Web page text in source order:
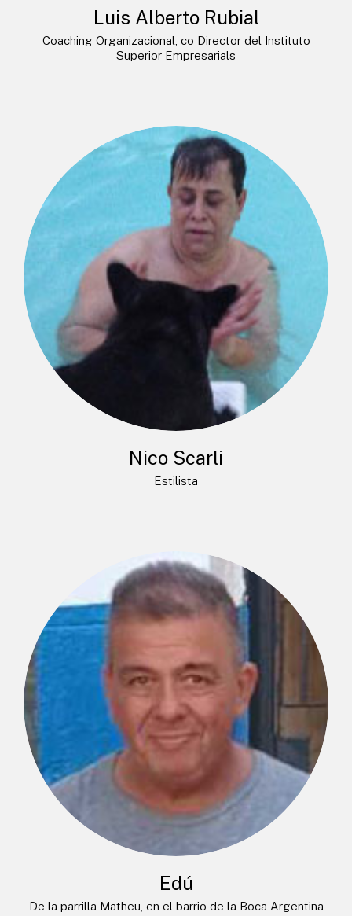
Luis Alberto Rubial
Coaching Organizacional, co Director del Instituto
Superior Empresarials
Nico Scarli
Estilista
Edú
De la parrilla Matheu, en el barrio de la Boca Argentina